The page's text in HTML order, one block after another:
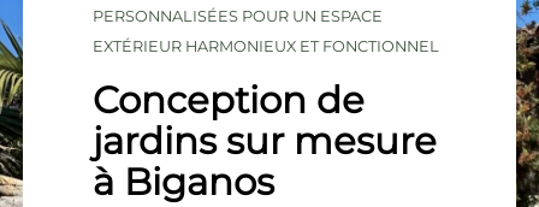
PERSONNALISÉES POUR UN ESPACE
EXTÉRIEUR HARMONIEUX ET FONCTIONNEL
Conception de
jardins sur mesure
à Biganos